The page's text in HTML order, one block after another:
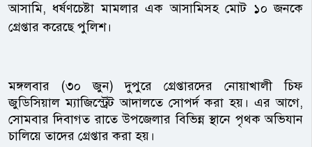
আসামি, ধর্ষণচেষ্টা মামলার এক আসামিসহ মোট ১০ জনকে
গ্রেপ্তার করেছে পুলিশ।
মঙ্গলবার (৩০ জুন) দুপুরে গ্রেপ্তারদের নোয়াখালী চিফ
জুডিসিয়াল ম্যাজিস্ট্রেট আদালতে সোপর্দ করা হয়। এর আগে,
সোমবার দিবাগত রাতে উপজেলার বিভিন্ন স্থানে পৃথক অভিযান
চালিয়ে তাদের গ্রেপ্তার করা হয়।